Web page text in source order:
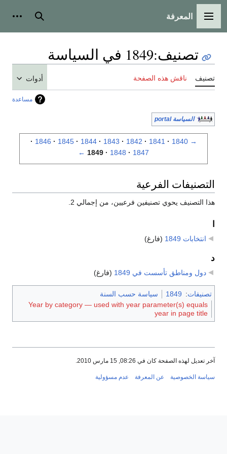
القائمة الرئيسية
المعرفة بحث
تصنيف:1849 في السياسة
تصنيف ناقش هذه الصفحة أدوات
مساعدة
السياسة portal
→
1840
1841
1842
1843
1844
1845
1846
1847
1848
1849
←
التصنيفات الفرعية
هذا التصنيف يحوي تصنيفين فرعيين، من إجمالي 2.
انتخابات 1849 (فارغ)
د
دول ومناطق تأسست في 1849 (فارغ)
تصنيفات:
1849
سياسة حسب السنة
Year by category — used with year parameter(s) equals
year in page title
آخر تعديل لهذه الصفحة كان في 08:26, 15 مارس 2010.
سياسة الخصوصية عن المعرفة عدم مسؤولية